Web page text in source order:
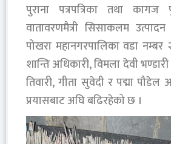
पुराना पत्रपत्रिका तथा कागज
वातावरणमैत्री सिसाकलम
पोखरा महानगरपालिका वडा नम्बर
शान्ति अधिकारी, विमला देवी
तिवारी, गीता सुवेदी र पद्मा पौडेल
प्रयासबाट अघि बढिरहेको छ ।